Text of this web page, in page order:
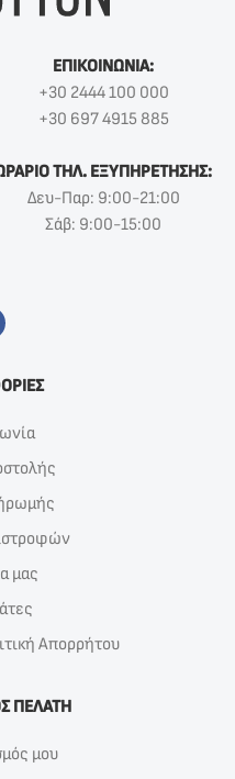
ΕΠΙΚΟΙΝΩΝΙΑ:
+30 2444 100 000
+30 697 4915 885
ΤΗΛ. ΕΞΥΠΗΡΕΤΗΣΗΣ:
Δευ-Παρ: 9:00-21:00
Σάβ: 9:00-15:00
μας
Απορρήτου
ΠΕΛΑΤΗ
μου